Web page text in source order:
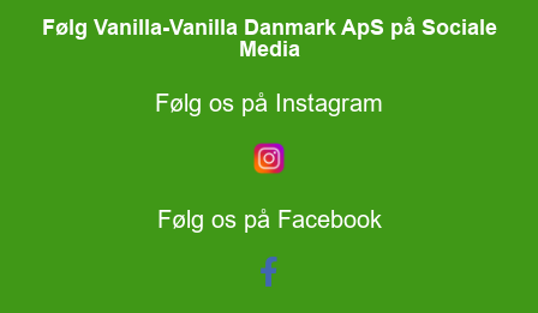
Følg Vanilla-Vanilla Danmark ApS på Sociale
Media
Følg os på Instagram
Følg os på Facebook